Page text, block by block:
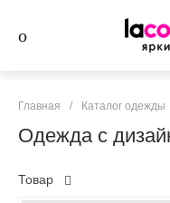
Главная / Каталог одежды
Одежда с
Товар